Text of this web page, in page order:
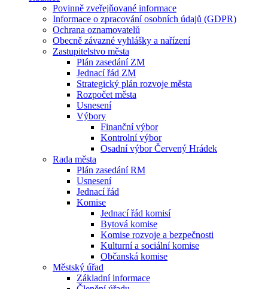
Povinně zveřejňované informace
Informace o zpracování osobních údajů (GDPR)
Ochrana oznamovatelů
Obecně závazné vyhlášky a nařízení
Zastupitelstvo města
Plán zasedání ZM
Jednací řád ZM
Strategický plán rozvoje města
Rozpočet města
Usnesení
Výbory
Finanční výbor
Kontrolní výbor
Osadní výbor Červený Hrádek
Rada města
Plán zasedání RM
Usnesení
Jednací řád
Komise
Jednací řád komisí
Bytová komise
Komise rozvoje a bezpečnosti
Kulturní a sociální komise
Občanská komise
Městský úřad
Základní informace